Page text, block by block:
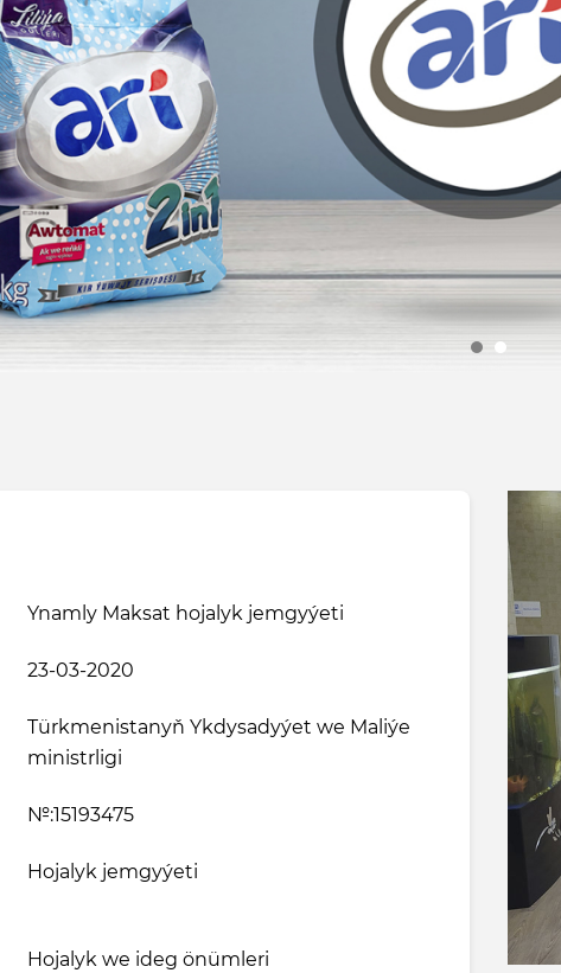
Ynamly Maksat hojalyk jemgyýeti
23-03-2020
Türkmenistanyň Ykdysadyýet we Maliýe
ministrligi
№:15193475
Hojalyk jemgyýeti
Hojalyk we ideg önümleri